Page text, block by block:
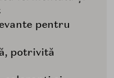
pentru
potrivită